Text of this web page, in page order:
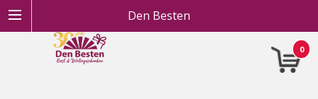
Den Besten
0